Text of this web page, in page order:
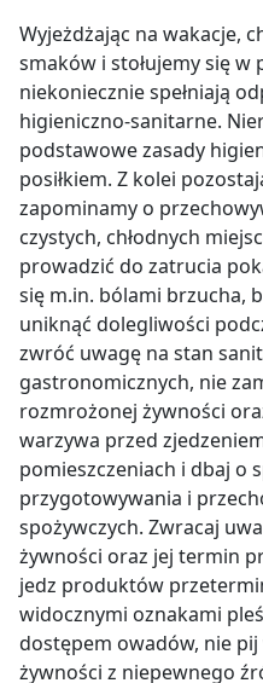
Wyjeżdżając na wakacje,
smaków i stołujemy się
niekoniecznie spełniają
higieniczno-sanitarne.
podstawowe zasady
posiłkiem. Z kolei
zapominamy o
czystych, chłodnych
prowadzić do zatrucia
się m.in. bólami brzucha,
uniknąć dolegliwości
zwróć uwagę na stan
gastronomicznych, nie
rozmrożonej żywności
warzywa przed
pomieszczeniach i dbaj o
przygotowywania i
spożywczych. Zwracaj
żywności oraz jej termin
jedz produktów
widocznymi oznakami
dostępem owadów, nie
żywności z niepewnego